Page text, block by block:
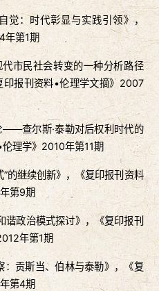
觉：时代彰显与实践引领》，
年第1期
市民社会转变的一种分析路径
报刊资料•伦理学文摘》2007
——查尔斯·泰勒对后权利时代的
伦理学》2010年第11期
的继续创新》，《复印报刊资料
第9期
谐政治模式探讨》，《复印报刊
年第1期
：贡斯当、伯林与泰勒》，《复
第4期